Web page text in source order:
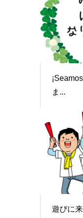
ま...
遊びに